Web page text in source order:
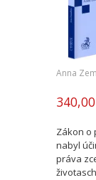
Anna
Zákon o
nabyl
práva